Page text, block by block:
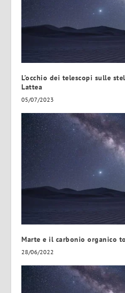
L’occhio dei telescopi sulle
Lattea
05/07/2023
Marte e il carbonio organico
28/06/2022